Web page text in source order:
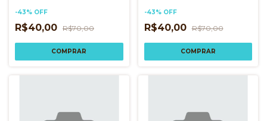
-43% OFF
R$40,00 R$70,00
-43% OFF
R$40,00 R$70,00